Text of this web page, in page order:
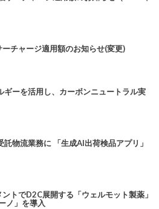
チャージ適用額のお知らせ(変更)
ギーを活用し、カーボンニュートラル実
物流業務に 「生成AI出荷検品アプリ」
トでD2C展開する「ウェルモット製薬」
ノ」を導入